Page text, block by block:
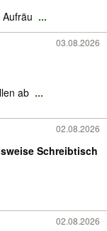
...
03.08.2026
ab ...
02.08.2026
Schreibtisch
02.08.2026